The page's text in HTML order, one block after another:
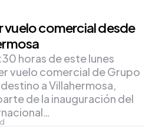
vuelo comercial desde
horas de este lunes
vuelo comercial de Grupo
a Villahermosa,
de la inauguración del